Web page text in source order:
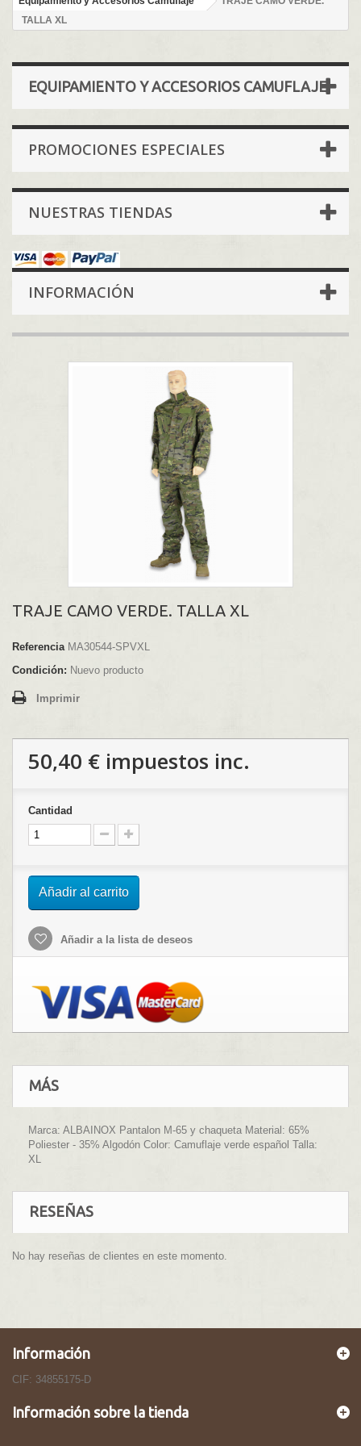
TALLA XL
EQUIPAMIENTO Y ACCESORIOS CAMUFLAJE
PROMOCIONES ESPECIALES
NUESTRAS TIENDAS
INFORMACIÓN
TRAJE CAMO VERDE. TALLA XL
Referencia MA30544-SPVXL
Condición: Nuevo producto
Imprimir
50,40 € impuestos inc.
Cantidad
Añadir al carrito
Añadir a la lista de deseos
MÁS
Marca: ALBAINOX Pantalon M-65 y chaqueta Material: 65%
Poliester - 35% Algodón Color: Camuflaje verde español Talla:
XL
RESEÑAS
No hay reseñas de clientes en este momento.
Información
CIF: 34855175-D
Información sobre la tienda